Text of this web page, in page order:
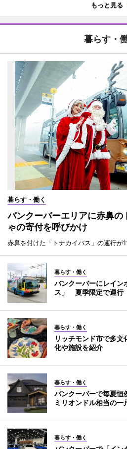
もっと見る
暮らす・
暮らす・働く
バンクーバーエリアに赤鼻
ゃの寄付を呼びかけ
赤鼻を付けた「トナカイバス」の運行が
暮らす・働く
バンクーバーにレイン
ス」 夏季限定で運行
暮らす・働く
リッチモンド市で多
化や施設を紹介
暮らす・働く
バンクーバーで毎夏
ミリオンドル相当の一
暮らす・働く